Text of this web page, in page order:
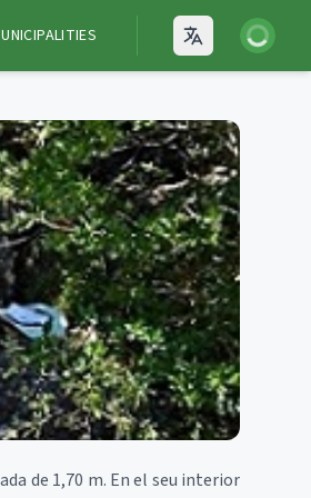
Open
Login
de 1,70 m. En el seu interior